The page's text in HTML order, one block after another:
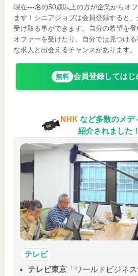
現在---名の50歳以上の方が企業からオ
ます！シニアジョブは会員登録すると
受け取る事ができます。自分の希望を
オファーを受けたり、自分では見つけ
な求人と出会えるチャンスがあります。
無料 会員登録してはじ
NHK など多数のメデ
紹介されました！
テレビ
テレビ東京 「ワールドビジネ